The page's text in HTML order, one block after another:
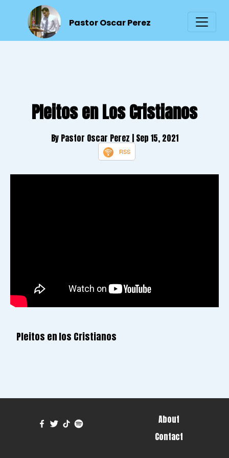
Pastor Oscar Perez
Pleitos en Los Cristianos
By Pastor Oscar Perez | Sep 15, 2021
RSS
Pleitos en los Cristianos
About
Contact